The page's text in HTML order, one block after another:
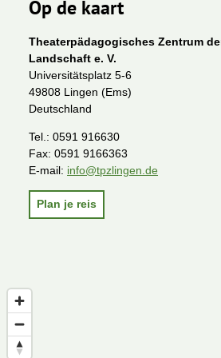
Op de kaart
Theaterpädagogisches Zentrum
Landschaft e. V.
Universitätsplatz 5-6
49808 Lingen (Ems)
Deutschland
Tel.: 0591 916630
Fax: 0591 9166363
E-mail: info@tpzlingen.de
Plan je reis